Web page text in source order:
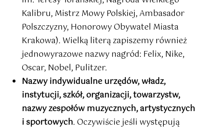
Kalibru, Mistrz Mowy Polskiej, Ambasador
Polszczyzny, Honorowy Obywatel Miasta
Krakowa). Wielką literą zapiszemy również
jednowyrazowe nazwy nagród: Felix, Nike,
Oscar, Nobel, Pulitzer.
Nazwy indywidualne urzędów, władz,
instytucji, szkół, organizacji, towarzystw,
nazwy zespołów muzycznych, artystycznych
i sportowych. Oczywiście jeśli występują